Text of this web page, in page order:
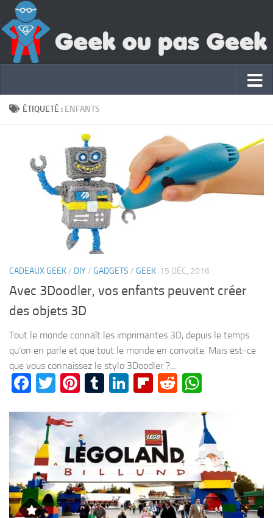
ÉTIQUETÉ : ENFANTS
CADEAUX GEEK/ DIY/ GADGETS / GEEK 15 DÉC, 2016
Avec 3Doodler, vos enfants peuvent créer
des objets 3D
Tout le monde connaît les imprimantes 3D, depuis le temps
qu’on en parle et que tout le monde en convoite. Mais est-ce
que vous connaissez le stylo 3Doodler ?...
Facebook
Twitter
Pinterest
Tumblr
LinkedIn
Flipboard
Reddit